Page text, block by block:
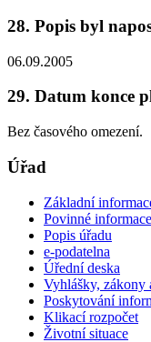
28. Popis byl
06.09.2005
29. Datum konce
Bez časového omezení.
Úřad
Základní
Povinné informace
Popis úřadu
e-podatelna
Úřední deska
Vyhlášky, zákony
Poskytování
Klikací rozpočet
Životní situace